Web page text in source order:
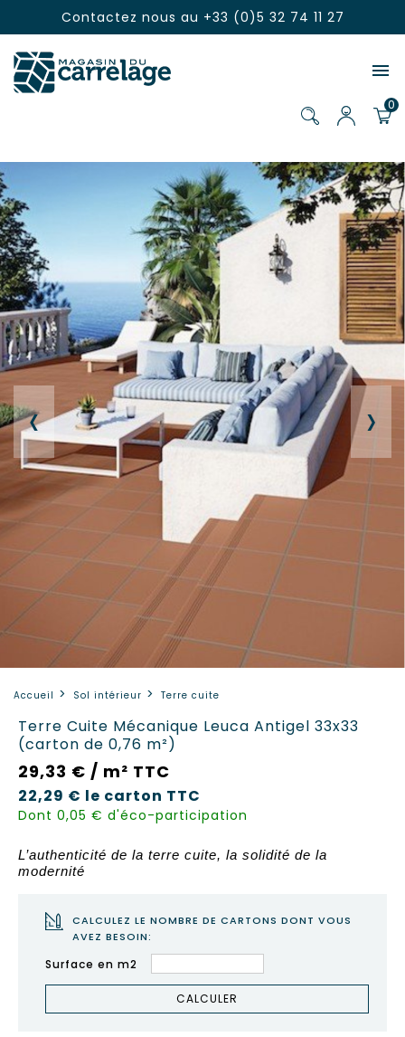
Contactez nous au +33 (0)5 32 74 11 27

0
‹ ›
Accueil Sol intérieur Terre cuite
Terre Cuite Mécanique Leuca Antigel 33x33
(carton de 0,76 m²)
29,33 € / m² TTC
22,29 € le carton TTC
Dont 0,05 € d'éco-participation
L’authenticité de la terre cuite, la solidité de la
modernité
CALCULEZ LE NOMBRE DE CARTONS DONT VOUS
AVEZ BESOIN:
Surface en m2
CALCULER